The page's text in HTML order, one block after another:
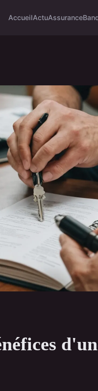
AccueilActuAssurance